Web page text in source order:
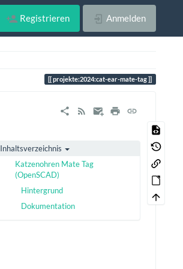
Registrieren Anmelden
projekte:2024:cat-ear-mate-tag
Inhaltsverzeichnis
Katzenohren Mate Tag
(OpenSCAD)
Hintergrund
Dokumentation